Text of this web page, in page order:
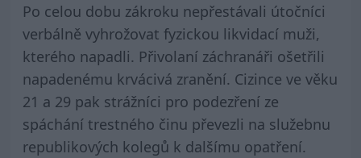
Po celou dobu zákroku nepřestávali útočníci
verbálně vyhrožovat fyzickou likvidací muži,
kterého napadli. Přivolaní záchranáři ošetřili
napadenému krvácivá zranění. Cizince ve věku
21 a 29 pak strážníci pro podezření ze
spáchání trestného činu převezli na služebnu
republikových kolegů k dalšímu opatření.